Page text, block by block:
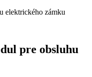
elektrického zámku
pre obsluhu